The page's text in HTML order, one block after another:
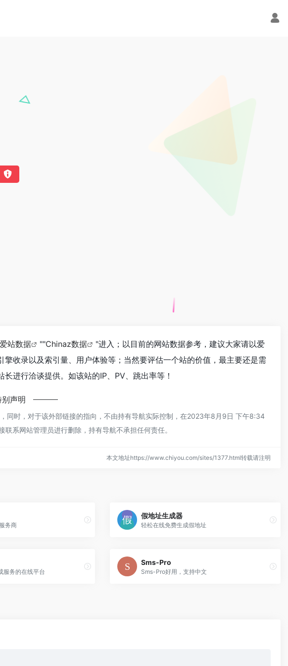
爱站数据 ""Chinaz数据
"进入；以目前的网站数据参考，建议大家请以爱
收录以及索引量、用户体验等；当然要评估一个站的价值，最主要还是需
进行洽谈提供。如该站的IP、PV、跳出率等！
别声明
同时，对于该外部链接的指向，不由持有导航实际控制，在2023年8月9日 下午8:34
系网站管理员进行删除，持有导航不承担任何责任。
本文地址https://www.chiyou.com/sites/1377.html转载请注明
务商
假地址生成器
轻松在线免费生成假地址
服务的在线平台
Sms-Pro
Sms-Pro好用，支持中文